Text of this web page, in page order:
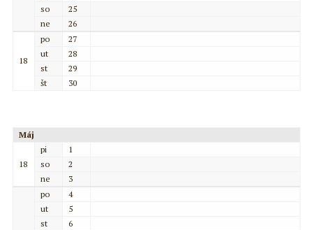
so
25
ne
26
18
po
27
ut
28
st
29
št
30
Máj
18
pi
1
so
2
ne
3
po
4
ut
5
st
6